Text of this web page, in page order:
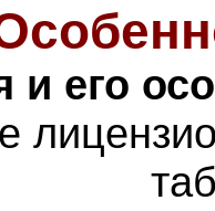
и его